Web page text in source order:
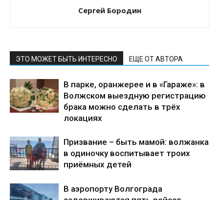
Сергей Бородин
ЭТО МОЖЕТ БЫТЬ ИНТЕРЕСНО ЕЩЕ ОТ АВТОРА
В парке, оранжерее и в «Гараже»: в
Волжском выездную регистрацию
брака можно сделать в трёх
локациях
Призвание – быть мамой: волжанка
в одиночку воспитывает троих
приёмных детей
В аэропорту Волгограда